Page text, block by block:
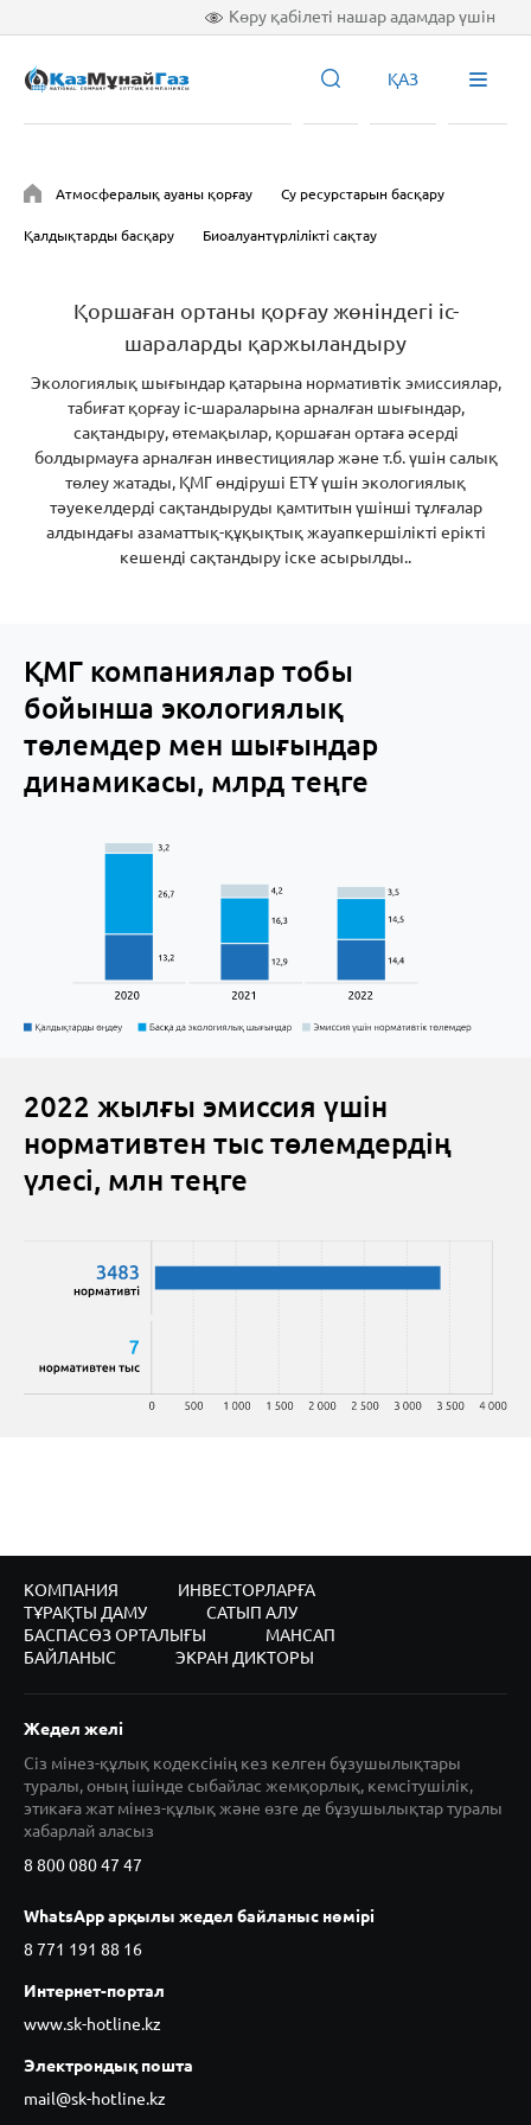
Көру қабілеті нашар адамдар үшін
ҚАЗ
Атмосфералық ауаны қорғау Су ресурстарын басқару
Қалдықтарды басқару Биоалуантүрлілікті сақтау
Қоршаған ортаны қорғау жөніндегі іс-
шараларды қаржыландыру
Экологиялық шығындар қатарына нормативтік эмиссиялар,
табиғат қорғау іс-шараларына арналған шығындар,
сақтандыру, өтемақылар, қоршаған ортаға әсерді
болдырмауға арналған инвестициялар және т.б. үшін салық
төлеу жатады, ҚМГ өндіруші ЕТҰ үшін экологиялық
тәуекелдерді сақтандыруды қамтитын үшінші тұлғалар
алдындағы азаматтық-құқықтық жауапкершілікті ерікті
кешенді сақтандыру іске асырылды..
ҚМГ компаниялар тобы
бойынша экологиялық
төлемдер мен шығындар
динамикасы, млрд теңге
2022 жылғы эмиссия үшін
нормативтен тыс төлемдердің
үлесі, млн теңге
КОМПАНИЯ
ИНВЕСТОРЛАРҒА
ТҰРАҚТЫ ДАМУ
САТЫП АЛУ
БАСПАСӨЗ ОРТАЛЫҒЫ
МАНСАП
БАЙЛАНЫС
ЭКРАН ДИКТОРЫ
Жедел желі
Сіз мінез-құлық кодексінің кез келген бұзушылықтары
туралы, оның ішінде сыбайлас жемқорлық, кемсітушілік,
этикаға жат мінез-құлық және өзге де бұзушылықтар туралы
хабарлай аласыз
8 800 080 47 47
WhatsApp арқылы жедел байланыс нөмірі
8 771 191 88 16
Интернет-портал
www.sk-hotline.kz
Электрондық пошта
mail@sk-hotline.kz